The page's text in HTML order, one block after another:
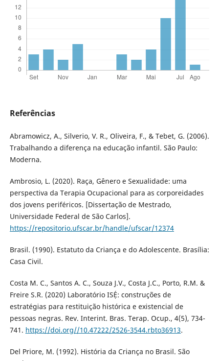
Referências
Abramowicz, A., Silverio, V. R., Oliveira, F., & Tebet, G. (2006).
Trabalhando a diferença na educação infantil. São Paulo:
Moderna.
Ambrosio, L. (2020). Raça, Gênero e Sexualidade: uma
perspectiva da Terapia Ocupacional para as corporeidades
dos jovens periféricos. [Dissertação de Mestrado,
Universidade Federal de São Carlos].
https://repositorio.ufscar.br/handle/ufscar/12374
Brasil. (1990). Estatuto da Criança e do Adolescente. Brasília:
Casa Civil.
Costa M. C., Santos A. C., Souza J.V., Costa J.C., Porto, R.M. &
Freire S.R. (2020) Laboratório ISẸ́: construções de
estratégias para restituição histórica e existencial de
pessoas negras. Rev. Interint. Bras. Terap. Ocup., 4(5), 734-
741. https://doi.org//10.47222/2526-3544.rbto36913.
Del Priore, M. (1992). História da Criança no Brasil. São